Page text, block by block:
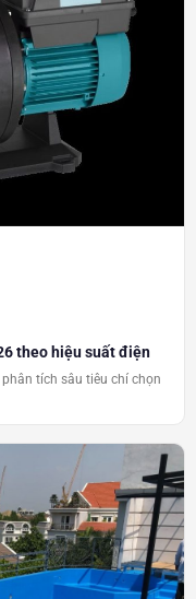
theo hiệu suất điện
tích sâu tiêu chí chọn